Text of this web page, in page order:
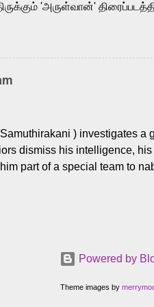
'அருள்வான்'
காளி வெங்கட், ரம்யா பாண்டியன்,
ஹரிஷ் உத்தமன் உள்ளிட்ட பலர்
திரைப்படத்திற்கு ஜீ. வி.
இயக்கத்தை கவனிக்க.. லாரன்ஸ்
கல்வியின் அவசியத்தை
ஃபேக்டரி நிறுவனம்
) investigates a
dismiss his intelligence,
part of a special team to
several layers emerge
What follows is a chilling
by Prem and Raj
Powered by
Theme images by